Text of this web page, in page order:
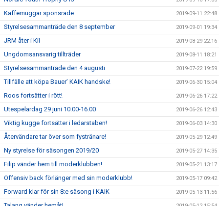
Kaffemuggar sponsrade 2019-09-11 22:48
Styrelsesammanträde den 8 september 2019-09-01 19:34
JRM åter i Kil 2019-08-29 22:16
Ungdomsansvarig tillträder 2019-08-11 18:21
Styrelsesammanträde den 4 augusti 2019-07-22 19:59
Tillfälle att köpa Bauer’ KAIK handske! 2019-06-30 15:04
Roos fortsätter i rött! 2019-06-26 17:22
Utespelardag 29 juni 10.00-16.00 2019-06-26 12:43
Viktig kugge fortsätter i ledarstaben! 2019-06-03 14:30
Återvändare tar över som fystränare! 2019-05-29 12:49
Ny styrelse för säsongen 2019/20 2019-05-27 14:35
Filip vänder hem till moderklubben! 2019-05-21 13:17
Offensiv back förlänger med sin moderklubb! 2019-05-17 09:42
Forward klar för sin 8:e säsong i KAIK 2019-05-13 11:56